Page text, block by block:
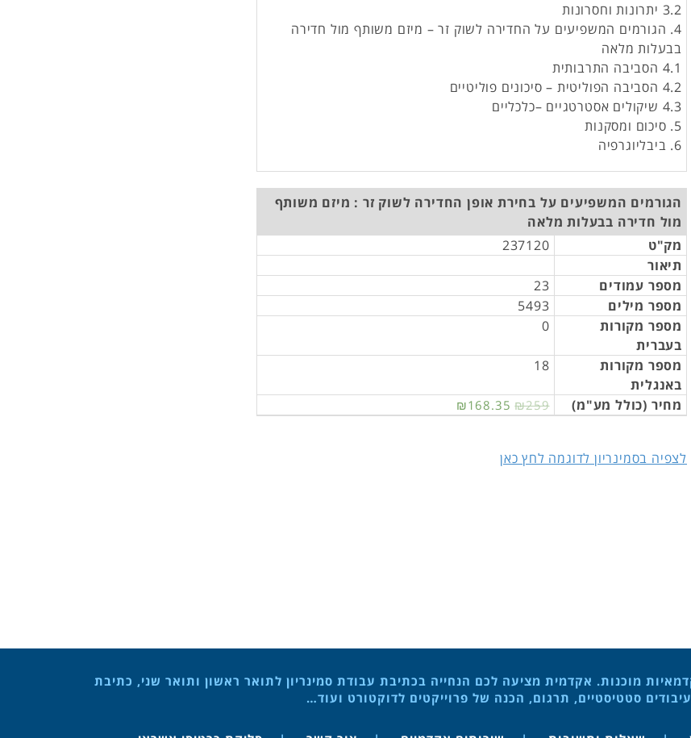
3.2 יתרונות וחסרונות
4. הגורמים המשפיעים על החדירה לשוק זר – מיזם משותף מול חדירה
בבעלות מלאה
4.1 הסביבה התרבותית
4.2 הסביבה הפוליטית – סיכונים פוליטיים
4.3 שיקולים אסטרטגיים –כלכליים
5. סיכום ומסקנות
6. ביבליוגרפיה
הגורמים המשפיעים על בחירת אופן החדירה לשוק זר : מיזם משותף
מול חדירה בבעלות מלאה
מק"ט
237120
תיאור
מספר עמודים
23
מספר מילים
5493
מספר מקורות
בעברית
0
מספר מקורות
באנגלית
18
מחיר (כולל מע"מ) ₪168.35 ₪259
לצפיה בסמינריון לדוגמה לחץ כאן
מוכנות. אקדמית מציעה לכם הנחייה בכתיבת עבודת סמינריון לתואר ראשון ותואר שני, כתיבת
סטטיסטיים, תרגום, הכנה של פרוייקטים לדוקטורט ועוד…